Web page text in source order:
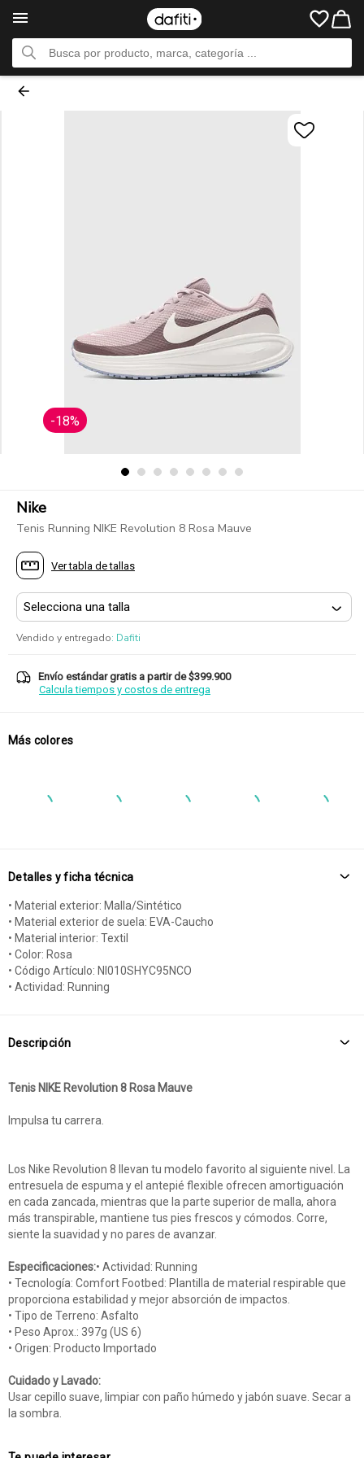
-18%
Nike
Tenis Running NIKE Revolution 8 Rosa Mauve
Ver tabla de tallas
Vendido y entregado: Dafiti
Envío estándar gratis a partir de $399.900
Calcula tiempos y costos de entrega
Más colores
Detalles y ficha técnica
• Material exterior: Malla/Sintético
• Material exterior de suela: EVA-Caucho
• Material interior: Textil
• Color: Rosa
• Código Artículo: NI010SHYC95NCO
• Actividad: Running
Descripción
Tenis NIKE Revolution 8 Rosa Mauve
Impulsa tu carrera.
Los Nike Revolution 8 llevan tu modelo favorito al siguiente nivel. La
entresuela de espuma y el antepié flexible ofrecen amortiguación
en cada zancada, mientras que la parte superior de malla, ahora
más transpirable, mantiene tus pies frescos y cómodos. Corre,
siente la suavidad y no pares de avanzar.
Especificaciones:• Actividad: Running
• Tecnología: Comfort Footbed: Plantilla de material respirable que
proporciona estabilidad y mejor absorción de impactos.
• Tipo de Terreno: Asfalto
• Peso Aprox.: 397g (US 6)
• Origen: Producto Importado
Cuidado y Lavado:
Usar cepillo suave, limpiar con paño húmedo y jabón suave. Secar a
la sombra.